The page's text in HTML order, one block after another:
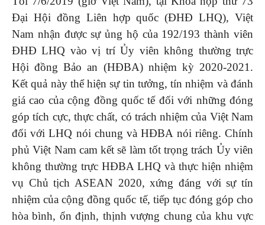
Đại Hội đồng Liên hợp quốc (ĐHĐ LHQ), Việt
Nam nhận được sự ủng hộ của 192/193 thành viên
ĐHĐ LHQ vào vị trí Ủy viên không thường trực
Hội đồng Bảo an (HĐBA) nhiệm kỳ 2020-2021.
Kết quả này thể hiện sự tin tưởng, tín nhiệm và đánh
giá cao của cộng đồng quốc tế đối với những đóng
góp tích cực, thực chất, có trách nhiệm của Việt Nam
đối với LHQ nói chung và HĐBA nói riêng. Chính
phủ Việt Nam cam kết sẽ làm tốt trọng trách Ủy viên
không thường trực HĐBA LHQ và thực hiện nhiệm
vụ Chủ tịch ASEAN 2020, xứng đáng với sự tín
nhiệm của cộng đồng quốc tế, tiếp tục đóng góp cho
hòa bình, ổn định, thịnh vượng chung của khu vực